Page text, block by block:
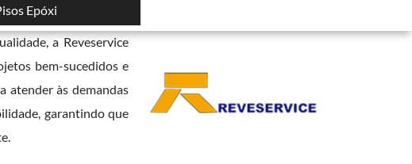
Epóxi
a Reveservice
bem-sucedidos e
atender às demandas
garantindo que